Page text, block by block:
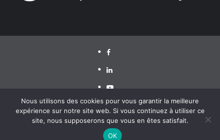
Facebook
LinkedIn
Youtube
Grand Besançon Métropole 2020 ©|CoverNewspar AF
themes
Nous utilisons des cookies pour vous garantir la meilleure
expérience sur notre site web. Si vous continuez à utiliser ce
site, nous supposerons que vous en êtes satisfait.
OK